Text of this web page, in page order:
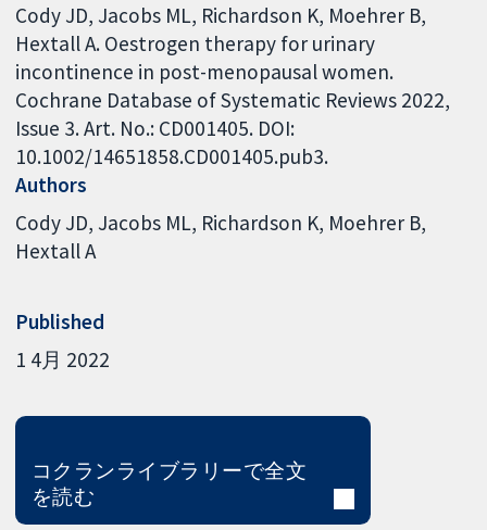
Cody JD, Jacobs ML, Richardson K, Moehrer B,
Hextall A. Oestrogen therapy for urinary
incontinence in post-menopausal women.
Cochrane Database of Systematic Reviews 2022,
Issue 3. Art. No.: CD001405. DOI:
10.1002/14651858.CD001405.pub3.
Authors
Cody JD Jacobs ML Richardson K Moehrer B
Hextall A
Published
1 4月 2022
コクランライブラリーで全文
を読む